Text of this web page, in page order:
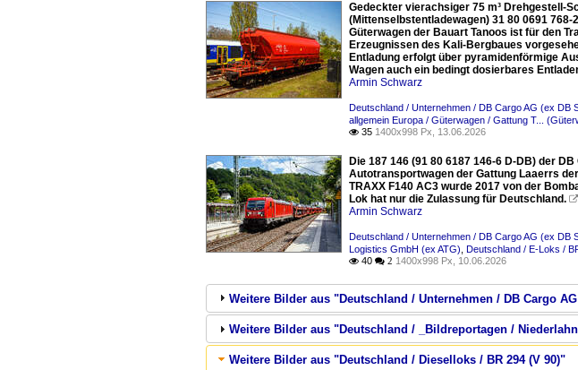
Gedeckter vierachsiger 75 m³ Drehgestell-
(Mittenselbstentladewagen) 31 80 0691
Güterwagen der Bauart Tanoos ist für den
Erzeugnissen des Kali-Bergbaues
Entladung erfolgt über pyramidenförmige
Wagen auch ein bedingt dosierbares
Armin Schwarz
Deutschland / Unternehmen / DB Cargo AG (ex DB
allgemein Europa / Güterwagen / Gattung T...
 35 1400x998 Px, 13.06.2026
Die 187 146 (91 80 6187 146-6 D-DB) der
Autotransportwagen der Gattung Laaerrs
TRAXX F140 AC3 wurde 2017 von der
Lok hat nur die Zulassung für Deutschland. 
Armin Schwarz
Deutschland / Unternehmen / DB Cargo AG (ex DB
Logistics GmbH (ex ATG) Deutschland / E-Loks /
 40  2 1400x998 Px, 10.06.2026
Weitere Bilder aus "Deutschland / Unternehmen / DB Cargo
Weitere Bilder aus "Deutschland / _Bildreportagen /
Weitere Bilder aus "Deutschland / Dieselloks / BR 294 (V 90)"